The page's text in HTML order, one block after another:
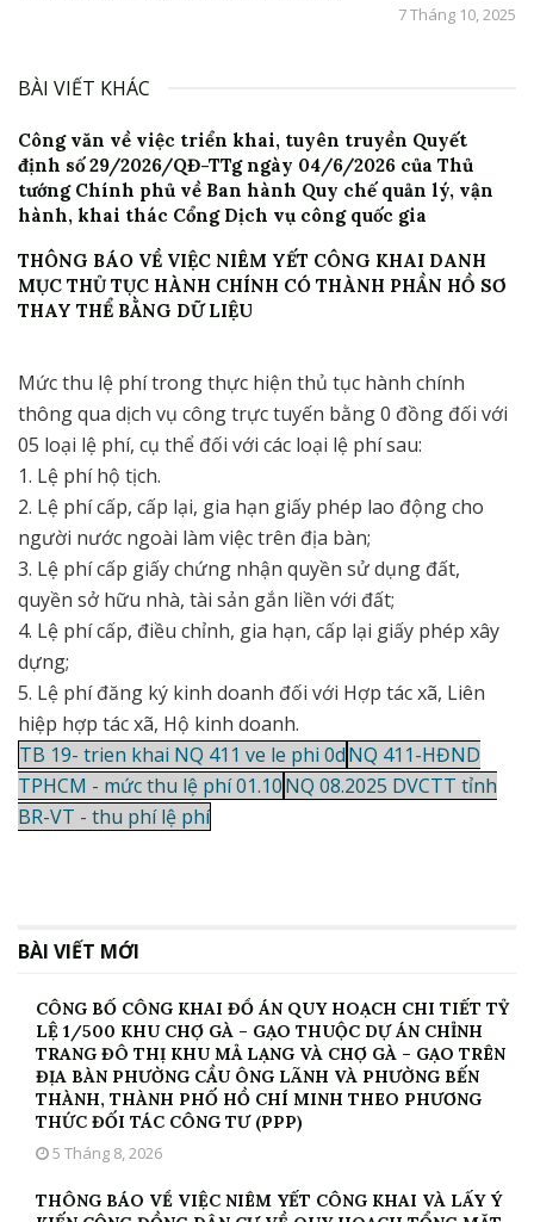
7 Tháng 10, 2025
BÀI VIẾT KHÁC
Công văn về việc triển khai, tuyên truyền Quyết
định số 29/2026/QĐ-TTg ngày 04/6/2026 của Thủ
tướng Chính phủ về Ban hành Quy chế quản lý, vận
hành, khai thác Cổng Dịch vụ công quốc gia
THÔNG BÁO VỀ VIỆC NIÊM YẾT CÔNG KHAI DANH
MỤC THỦ TỤC HÀNH CHÍNH CÓ THÀNH PHẦN HỒ SƠ
THAY THỂ BẰNG DỮ LIỆU
Mức thu lệ phí trong thực hiện thủ tục hành chính
thông qua dịch vụ công trực tuyến bằng 0 đồng đối với
05 loại lệ phí, cụ thể đối với các loại lệ phí sau:
1. Lệ phí hộ tịch.
2. Lệ phí cấp, cấp lại, gia hạn giấy phép lao động cho
người nước ngoài làm việc trên địa bàn;
3. Lệ phí cấp giấy chứng nhận quyền sử dụng đất,
quyền sở hữu nhà, tài sản gắn liền với đất;
4. Lệ phí cấp, điều chỉnh, gia hạn, cấp lại giấy phép xây
dựng;
5. Lệ phí đăng ký kinh doanh đối với Hợp tác xã, Liên
hiệp hợp tác xã, Hộ kinh doanh.
TB 19- trien khai NQ 411 ve le phi 0dNQ 411-HĐND
TPHCM - mức thu lệ phí 01.10NQ 08.2025 DVCTT tỉnh
BR-VT - thu phí lệ phí
BÀI VIẾT MỚI
CÔNG BỐ CÔNG KHAI ĐỒ ÁN QUY HOẠCH CHI TIẾT TỶ
LỆ 1/500 KHU CHỢ GÀ – GẠO THUỘC DỰ ÁN CHỈNH
TRANG ĐÔ THỊ KHU MẢ LẠNG VÀ CHỢ GÀ – GẠO TRÊN
ĐỊA BÀN PHƯỜNG CẦU ÔNG LÃNH VÀ PHƯỜNG BẾN
THÀNH, THÀNH PHỐ HỒ CHÍ MINH THEO PHƯƠNG
THỨC ĐỐI TÁC CÔNG TƯ (PPP)
5 Tháng 8, 2026
THÔNG BÁO VỀ VIỆC NIÊM YẾT CÔNG KHAI VÀ LẤY Ý